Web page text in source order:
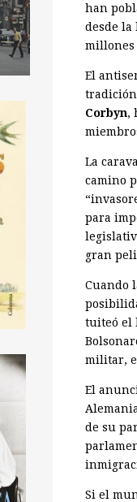
han
desde la
millones
El
Corbyn,
La
camino
para
gran
Cuando
tuiteó el
militar,
El
de su
Si el